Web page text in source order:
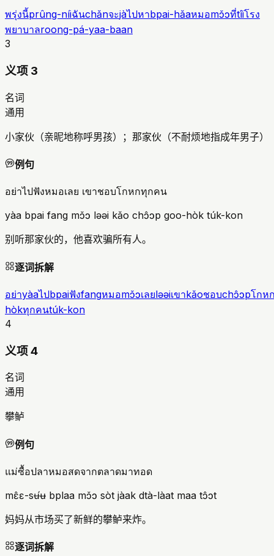
พรุ่งนี้prûng-níiฉันchǎnจะjàไปหาbpai-hǎaหมอmɔ̌ɔที่tîiโรง
พยาบาลroong-pá-yaa-baan
3
义项 3
名词
通用
小家伙（亲昵地称呼男孩）；那家伙（不耐烦地指成年男子）
例句
อย่าไปฟังหมอเลย เขาชอบโกหกทุกคน
yàa bpai fang mɔ̌ɔ ləəi kǎo chɔ̂ɔp goo-hòk túk-kon
别听那家伙的，他喜欢骗所有人。
逐词拆解
อย่าyàaไปbpaiฟังfangหมอmɔ̌ɔเลยləəiเขาkǎoชอบchɔ̂ɔpโกห
hòkทุกคนtúk-kon
4
义项 4
名词
通用
攀鲈
例句
แม่ซื้อปลาหมอสดจากตลาดมาทอด
mɛ̂ɛ-sʉ́ʉ bplaa mɔ̌ɔ sòt jàak dtà-làat maa tɔ̂ɔt
妈妈从市场买了新鲜的攀鲈来炸。
逐词拆解